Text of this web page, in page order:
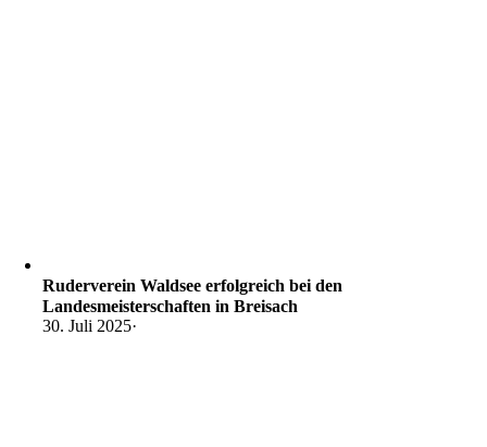
Ruderverein Waldsee erfolgreich bei den
Landesmeisterschaften in Breisach
30. Juli 2025·